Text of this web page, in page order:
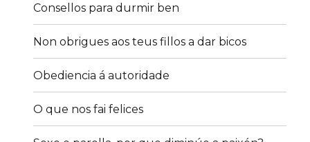
Consellos para durmir ben
Non obrigues aos teus fillos a dar bicos
Obediencia á autoridade
O que nos fai felices